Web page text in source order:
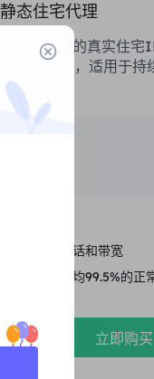
静态住宅代理
不限制流量的真实住
保持IP不变，适用于持
无限的会话和带宽
高性能平均99.5%的正
立即购买